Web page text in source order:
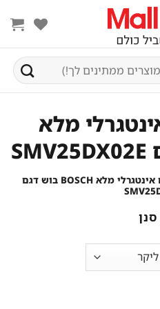
מלא
מדיח כלים אינטגרלי מלא BOSCH בוש דגם
סנן